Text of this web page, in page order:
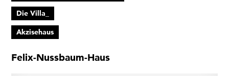
Die Villa_
Akzisehaus
Felix-Nussbaum-Haus